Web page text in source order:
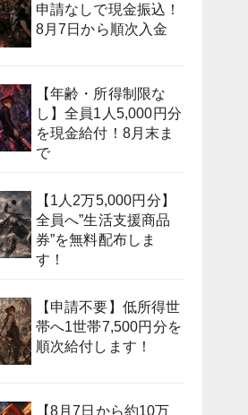
申請なしで現金振込！
8月7日から順次入金
【年齢・所得制限な
し】全員1人5,000円分
を現金給付！8月末ま
で
【1人2万5,000円分】
全員へ”生活支援商品
券”を無料配布しま
す！
【申請不要】低所得世
帯へ1世帯7,500円分を
順次給付します！
【8月7日から約10万